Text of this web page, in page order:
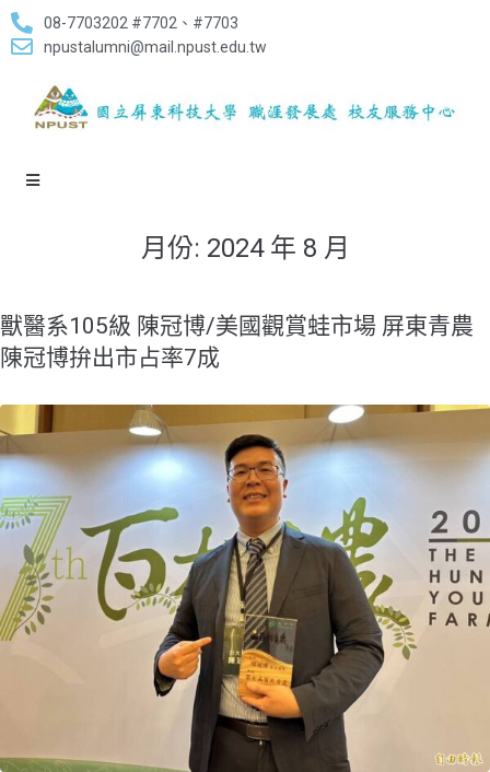
08-7703202 #7702、#7703
npustalumni@mail.npust.edu.tw
月份: 2024 年 8 月
獸醫系105級 陳冠博/美國觀賞蛙市場 屏東青農
陳冠博拚出市占率7成